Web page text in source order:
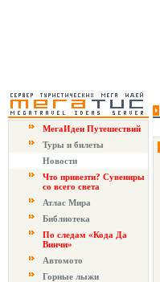
МегаИдеи Путешествий
Туры и билеты
Новости
Что привезти? Сувениры
со всего света
Атлас Мира
Библиотека
По следам «Кода Да
Винчи»
Автомото
Горные лыжи